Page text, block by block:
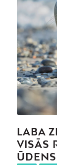
LABA
VISĀS